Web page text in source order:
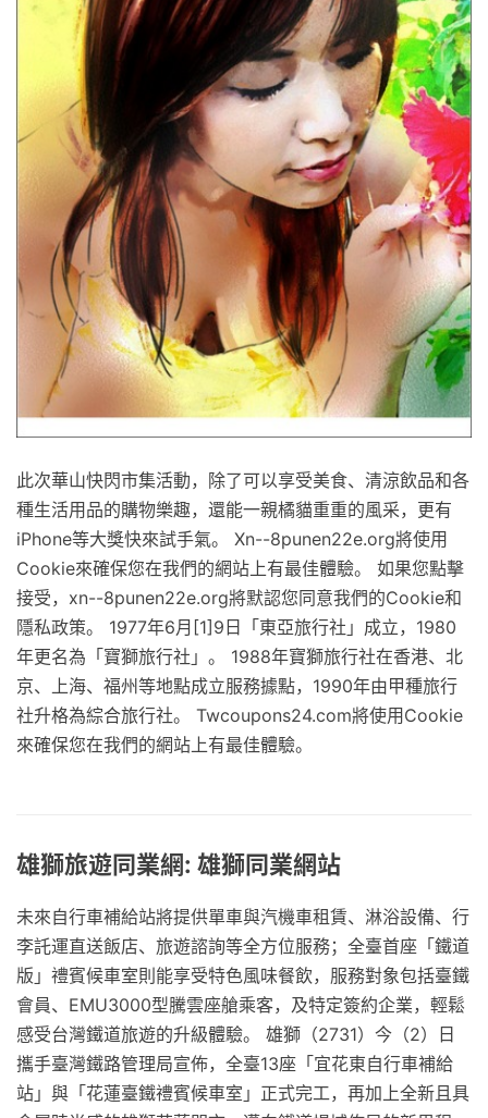
此次華山快閃市集活動，除了可以享受美食、清涼飲品和各
種生活用品的購物樂趣，還能一親橘貓重重的風采，更有
iPhone等大獎快來試手氣。 Xn--8punen22e.org將使用
Cookie來確保您在我們的網站上有最佳體驗。 如果您點擊
接受，xn--8punen22e.org將默認您同意我們的Cookie和
隱私政策。 1977年6月[1]9日「東亞旅行社」成立，1980
年更名為「寶獅旅行社」。 1988年寶獅旅行社在香港、北
京、上海、福州等地點成立服務據點，1990年由甲種旅行
社升格為綜合旅行社。 Twcoupons24.com將使用Cookie
來確保您在我們的網站上有最佳體驗。
雄獅旅遊同業網: 雄獅同業網站
未來自行車補給站將提供單車與汽機車租賃、淋浴設備、行
李託運直送飯店、旅遊諮詢等全方位服務；全臺首座「鐵道
版」禮賓候車室則能享受特色風味餐飲，服務對象包括臺鐵
會員、EMU3000型騰雲座艙乘客，及特定簽約企業，輕鬆
感受台灣鐵道旅遊的升級體驗。 雄獅（2731）今（2）日
攜手臺灣鐵路管理局宣佈，全臺13座「宜花東自行車補給
站」與「花蓮臺鐵禮賓候車室」正式完工，再加上全新且具